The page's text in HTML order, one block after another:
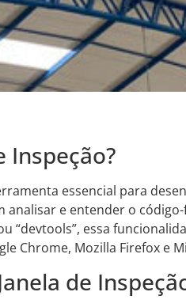
Inspeção?
essencial para
analisar e entender o
“devtools”, essa
Chrome, Mozilla Firefox e
de